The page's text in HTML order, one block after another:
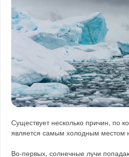
Существует несколько причин, по
является самым холодным местом
Во-первых, солнечные лучи